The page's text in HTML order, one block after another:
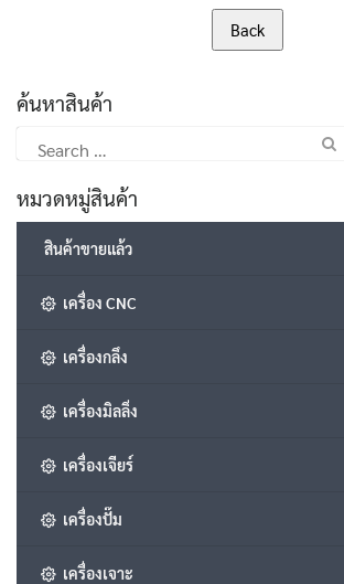
ค้นหาสินค้า
for:
หมวดหมู่สินค้า
สินค้าขายแล้ว
เครื่อง CNC
เครื่องกลึง
เครื่องมิลลิ่ง
เครื่องเจียร์
เครื่องปั๊ม
เครื่องเจาะ